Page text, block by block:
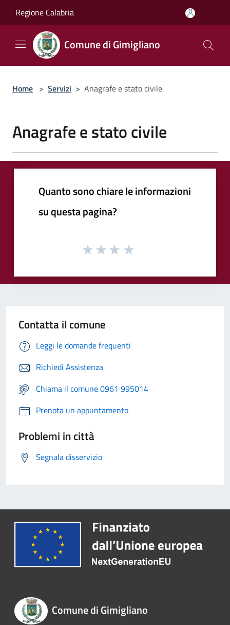
Regione Calabria
Comune di Gimigliano
Home > Servizi > Anagrafe e stato civile
Anagrafe e stato civile
Quanto sono chiare le informazioni
su questa pagina?
Contatta il comune
Leggi le domande frequenti
Richiedi Assistenza
Chiama il comune 0961 995014
Prenota un appuntamento
Problemi in città
Segnala disservizio
Comune di Gimigliano